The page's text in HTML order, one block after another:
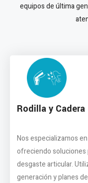
equipos de última
Rodilla y Cadera
Nos especializamos
ofreciendo soluciones
desgaste articular.
generación y planes